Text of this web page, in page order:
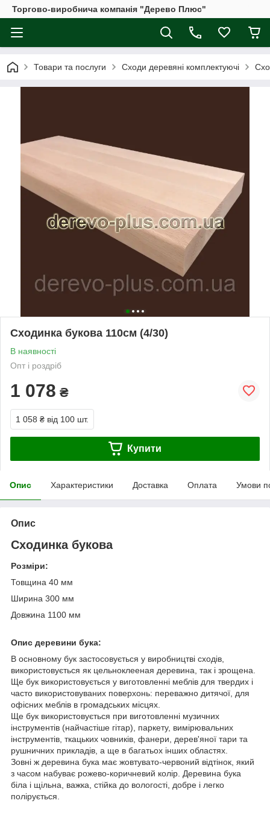
Торгово-виробнича компанія "Дерево Плюс"
Товари та послуги Сходи деревяні комплектуючі
Сходинка букова 110см (4/30)
В наявності
Опт і роздріб
1 078 ₴
1 058 ₴ від 100 шт.
Купити
Опис Характеристики Доставка Оплата Умови
Опис
Сходинка букова
Розміри:
Товщина 40 мм
Ширина 300 мм
Довжина 1100 мм
Опис деревини бука:
В основному бук застосовується у виробництві сходів,
використовується як цельноклееная деревина, так і зрощена.
Ще бук використовується у виготовленні меблів для твердих і
часто використовуваних поверхонь: переважно дитячої, для
офісних меблів в громадських місцях.
Ще бук використовується при виготовленні музичних
інструментів (найчастіше гітар), паркету, вимірювальних
інструментів, ткацьких човників, фанери, дерев'яної тари та
рушничних прикладів, а ще в багатьох інших областях.
Зовні ж деревина бука має жовтувато-червоний відтінок, який
з часом набуває рожево-коричневий колір. Деревина бука
біла і щільна, важка, стійка до вологості, добре і легко
полірується.